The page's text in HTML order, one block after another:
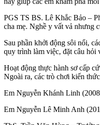
PGS TS BS. Lê Khắc Bảo –
cha mẹ. Nghề y vất vả nhưng
Sau phần khởi động sôi nổi,
quy trình làm việc, đặt câu hỏi
Hoạt động thực hành sơ cấp
Ngoài ra, các trò chơi kiến
Em Nguyễn Khánh Linh
Em Nguyễn Lê Minh Anh